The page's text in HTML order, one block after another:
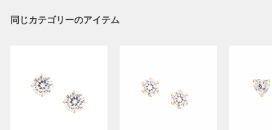
同じカテゴリーのアイテム